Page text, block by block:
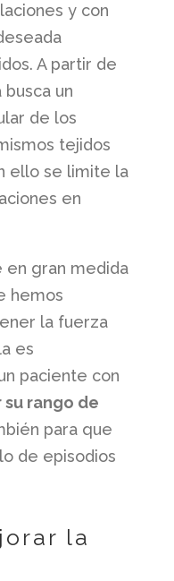
y con
A partir de
un
de los
tejidos
ello se limite la
en
en gran medida
hemos
la fuerza
es
paciente con
rango de
para que
de episodios
la